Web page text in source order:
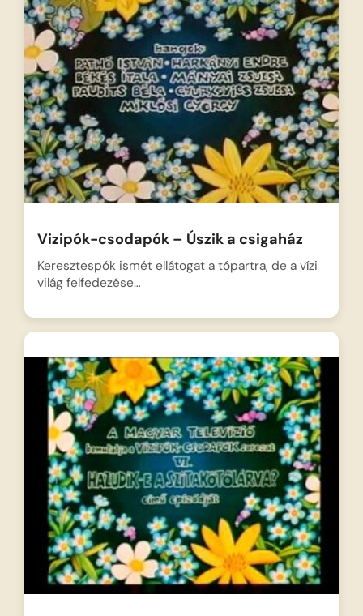
Vizipók-csodapók – Úszik a csigaház
Keresztespók ismét ellátogat a tópartra, de a vízi
világ felfedezése…